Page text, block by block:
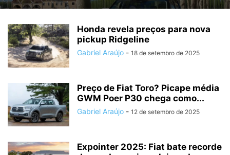
Honda revela preços para nova
pickup Ridgeline
Gabriel Araújo - 18 de setembro de 2025
Preço de Fiat Toro? Picape média
GWM Poer P30 chega como...
Gabriel Araújo - 12 de setembro de 2025
Expointer 2025: Fiat bate recorde